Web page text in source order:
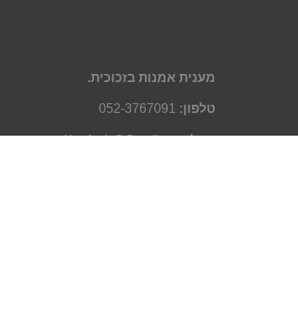
מענית אמנות בזכוכית.
טלפון: 052-3767091
מייל:Knofesh@Gmail.com